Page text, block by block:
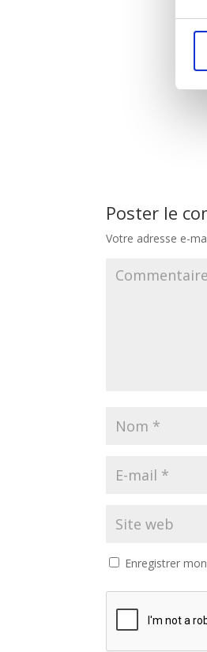
Poster le
Votre adresse e-
Enregistrer